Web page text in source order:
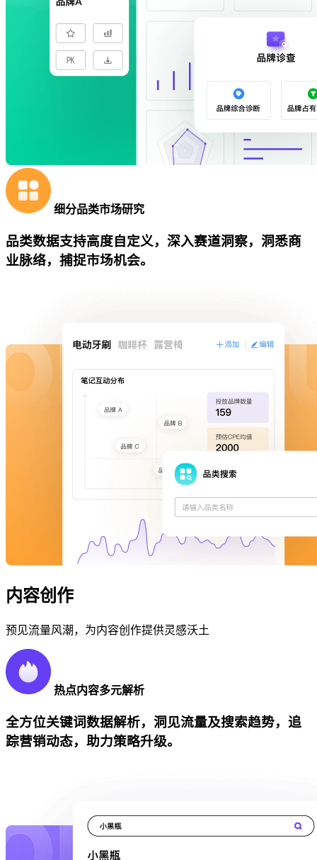
细分品类市场研究
品类数据支持高度自定义，深入赛道洞察，洞悉商
业脉络，捕捉市场机会。
内容创作
预见流量风潮，为内容创作提供灵感沃土
热点内容多元解析
全方位关键词数据解析，洞见流量及搜索趋势，追
踪营销动态，助力策略升级。